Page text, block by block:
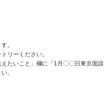
。
リーください。
たいこと」欄に「1月〇〇日東京面談
。